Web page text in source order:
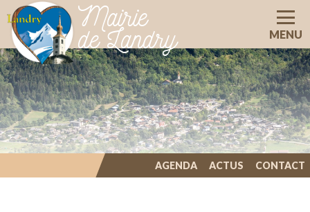
Mairie
de Landry
AGENDA ACTUS CONTACT
MENU